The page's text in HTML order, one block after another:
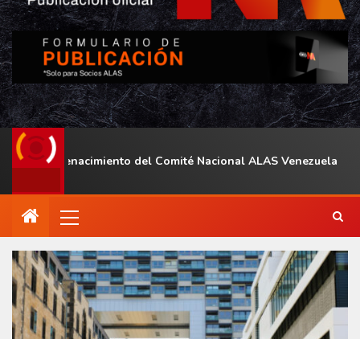
del Comité Nacional ALAS Venezuela